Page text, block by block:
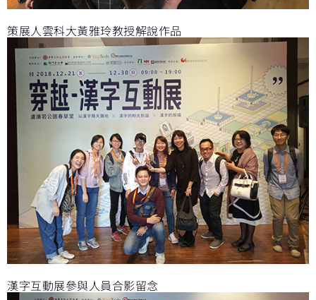
策展人雲科大黃雅玲教授解說作品
漢字互動展參與人員合影留念